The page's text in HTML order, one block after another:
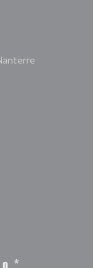
((abre numa
nova janela))
((abre numa nova
*